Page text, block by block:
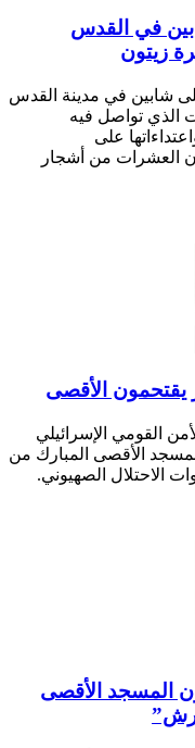
في القدس
شابين في مدينة القدس
الذي تواصل فيه
على
العشرات من أشجار
الأقصى
القومي الإسرائيلي
المسجد الأقصى المبارك من
الاحتلال الصهيوني.
المسجد الأقصى